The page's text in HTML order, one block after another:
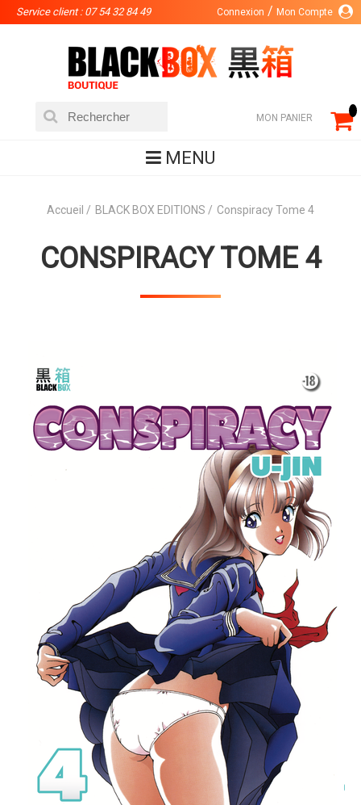
Service client : 07 54 32 84 49 Connexion Mon Compte
MON PANIER
MENU
Accueil BLACK BOX EDITIONS Conspiracy Tome 4
CONSPIRACY TOME 4